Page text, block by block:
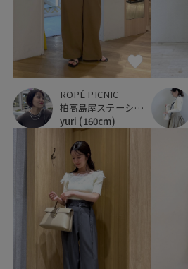
ROPÉ PICNIC
柏高島屋ステーションモール
yuri (160cm)